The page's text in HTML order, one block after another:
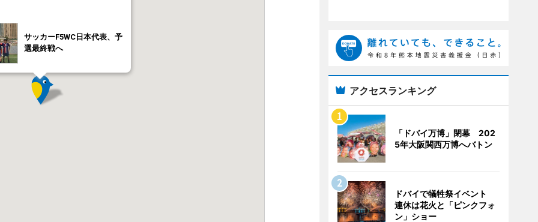
サッカーF5WC日本代表、予
選最終戦へ
アクセスランキング
「ドバイ万博」閉幕 202
5年大阪関西万博へバトン
ドバイで犠牲祭イベント
連休は花火と「ピンクフォ
ン」ショー